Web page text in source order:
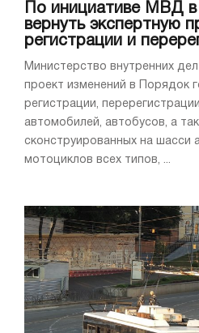
По инициативе МВД в
вернуть экспертную
регистрации и
Министерство внутренних
проект изменений в Порядок
регистрации,
автомобилей, автобусов, а
сконструированных на шасси
мотоциклов всех типов, ...